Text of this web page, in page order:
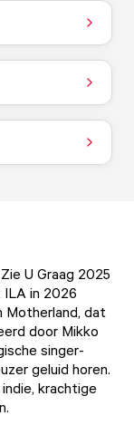
U Graag 2025
in 2026
Motherland, dat
door Mikko
singer-
geluid horen.
krachtige